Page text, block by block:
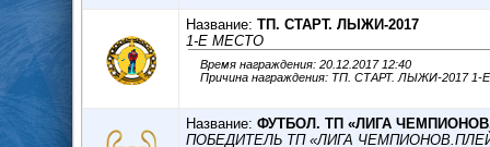
Название: ТП. СТАРТ. ЛЫЖИ-2017
1-Е МЕСТО
Время награждения: 20.12.2017 12:40
Причина
Название: ФУТБОЛ. ТП «ЛИГА
ПОБЕДИТЕЛЬ ТП «ЛИГА